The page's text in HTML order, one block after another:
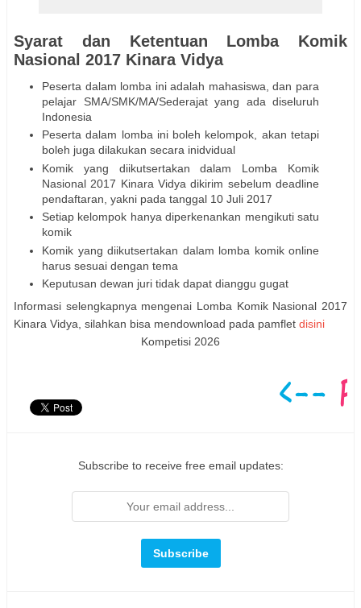
Syarat dan Ketentuan Lomba Komik
Nasional 2017 Kinara Vidya
Peserta dalam lomba ini adalah mahasiswa, dan para
pelajar SMA/SMK/MA/Sederajat yang ada diseluruh
Indonesia
Peserta dalam lomba ini boleh kelompok, akan tetapi
boleh juga dilakukan secara inidvidual
Komik yang diikutsertakan dalam Lomba Komik
Nasional 2017 Kinara Vidya dikirim sebelum deadline
pendaftaran, yakni pada tanggal 10 Juli 2017
Setiap kelompok hanya diperkenankan mengikuti satu
komik
Komik yang diikutsertakan dalam lomba komik online
harus sesuai dengan tema
Keputusan dewan juri tidak dapat dianggu gugat
Informasi selengkapnya mengenai Lomba Komik Nasional 2017
Kinara Vidya, silahkan bisa mendownload pada pamflet disini
Kompetisi 2026
Subscribe to receive free email updates: